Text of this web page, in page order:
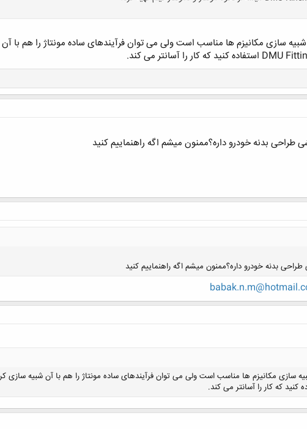
کلیک کنید تا باز شود...
سازی مکانیزم ها مناسب است ولی می توان فرآیندهای ساده مونتاژ را هم با آن
سازی مکانیزم ها مناسب است ولی می توان فرآیندهای ساده مونتاژ را هم با آن شبیه سازی